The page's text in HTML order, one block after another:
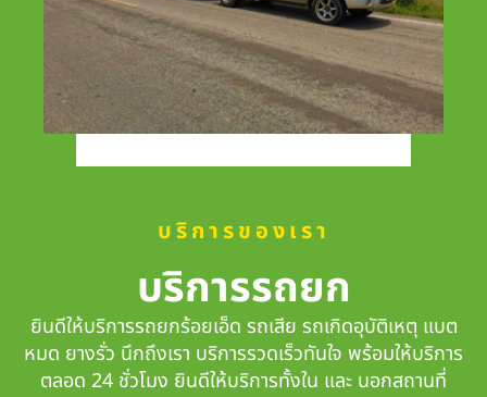
บริการของเรา
บริการรถยก
ยินดีให้บริการรถยกร้อยเอ็ด รถเสีย รถเกิดอุบัติเหตุ แบต
หมด ยางรั่ว นึกถึงเรา บริการรวดเร็วทันใจ พร้อมให้บริการ
ตลอด 24 ชั่วโมง ยินดีให้บริการทั้งใน และ นอกสถานที่